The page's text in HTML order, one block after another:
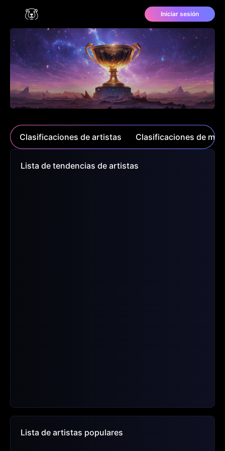
Iniciar sesión
Clasificaciones de artistas Clasificaciones de
Lista de tendencias de artistas
Lista de artistas populares